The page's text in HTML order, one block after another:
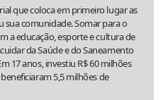
que coloca em primeiro lugar as
sua comunidade. Somar para o
a educação, esporte e cultura de
da Saúde e do Saneamento
17 anos, investiu R$ 60 milhões
5,5 milhões de